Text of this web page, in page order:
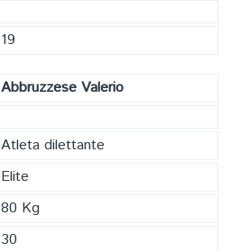
19
Abbruzzese Valerio
Atleta dilettante
Elite
80 Kg
30